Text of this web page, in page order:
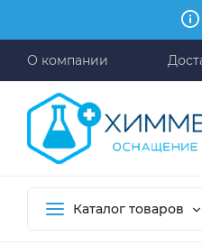
О компании
Каталог товаров